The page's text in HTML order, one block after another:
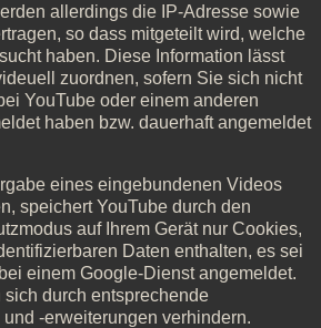
allerdings die IP-Adresse sowie
so dass mitgeteilt wird, welche
haben. Diese Information lässt
zuordnen, sofern Sie sich nicht
YouTube oder einem anderen
haben bzw. dauerhaft angemeldet
eines eingebundenen Videos
speichert YouTube durch den
auf Ihrem Gerät nur Cookies,
Daten enthalten, es sei
einem Google-Dienst angemeldet.
durch entsprechende
-erweiterungen verhindern.